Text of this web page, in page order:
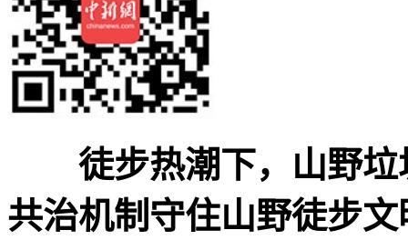
徒步热潮下，山野
共治机制守住山野徒步文